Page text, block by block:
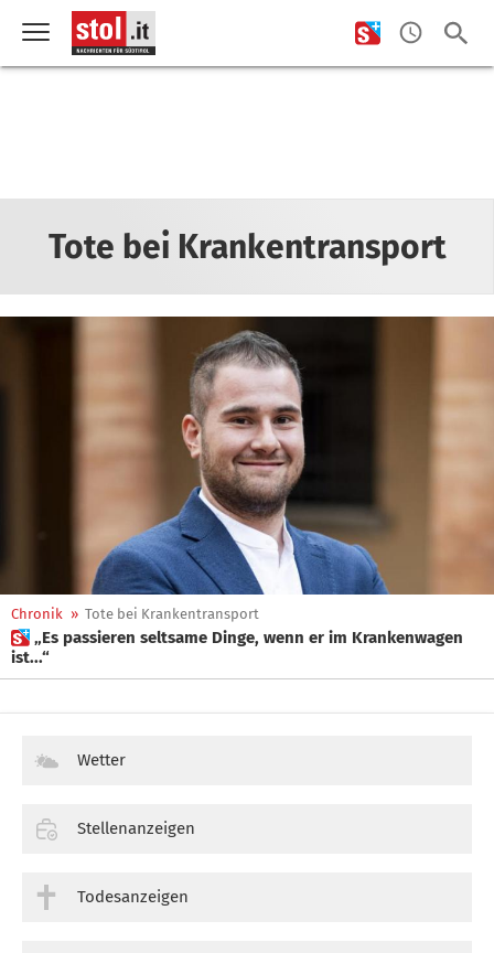
Tote bei Krankentransport
Chronik » Tote bei Krankentransport
 „Es passieren seltsame Dinge, wenn er im Krankenwagen
ist...“
Wetter
Stellenanzeigen
Todesanzeigen